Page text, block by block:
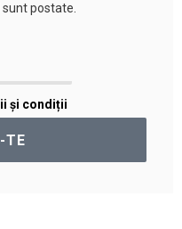
postate.
și condiții